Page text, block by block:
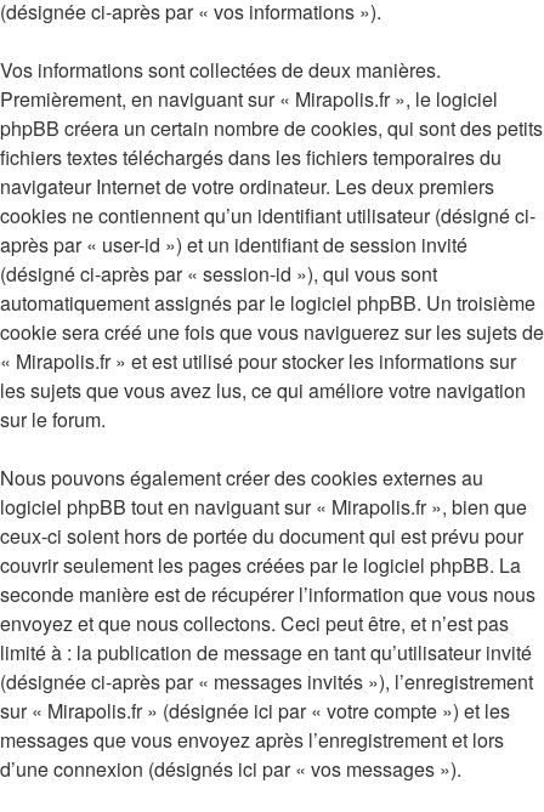
(désignée ci-après par « vos informations »).
Vos informations sont collectées de deux manières.
Premièrement, en naviguant sur « Mirapolis.fr », le logiciel
phpBB créera un certain nombre de cookies, qui sont des petits
fichiers textes téléchargés dans les fichiers temporaires du
navigateur Internet de votre ordinateur. Les deux premiers
cookies ne contiennent qu’un identifiant utilisateur (désigné ci-
après par « user-id ») et un identifiant de session invité
(désigné ci-après par « session-id »), qui vous sont
automatiquement assignés par le logiciel phpBB. Un troisième
cookie sera créé une fois que vous naviguerez sur les sujets de
« Mirapolis.fr » et est utilisé pour stocker les informations sur
les sujets que vous avez lus, ce qui améliore votre navigation
sur le forum.
Nous pouvons également créer des cookies externes au
logiciel phpBB tout en naviguant sur « Mirapolis.fr », bien que
ceux-ci soient hors de portée du document qui est prévu pour
couvrir seulement les pages créées par le logiciel phpBB. La
seconde manière est de récupérer l’information que vous nous
envoyez et que nous collectons. Ceci peut être, et n’est pas
limité à : la publication de message en tant qu’utilisateur invité
(désignée ci-après par « messages invités »), l’enregistrement
sur « Mirapolis.fr » (désignée ici par « votre compte ») et les
messages que vous envoyez après l’enregistrement et lors
d’une connexion (désignés ici par « vos messages »).